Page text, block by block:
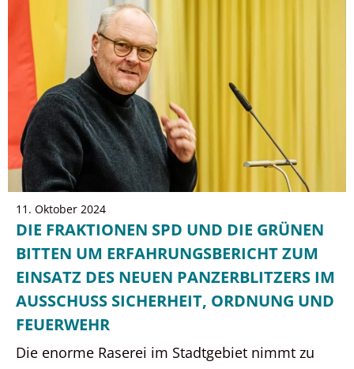
11. Oktober 2024
DIE FRAKTIONEN SPD UND DIE GRÜNEN
BITTEN UM ERFAHRUNGSBERICHT ZUM
EINSATZ DES NEUEN PANZERBLITZERS IM
AUSSCHUSS SICHERHEIT, ORDNUNG UND
FEUERWEHR
Die enorme Raserei im Stadtgebiet nimmt zu